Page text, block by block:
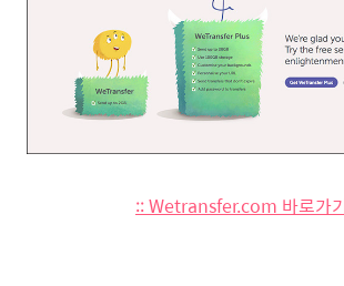
:: Wetransfer.com 바로가